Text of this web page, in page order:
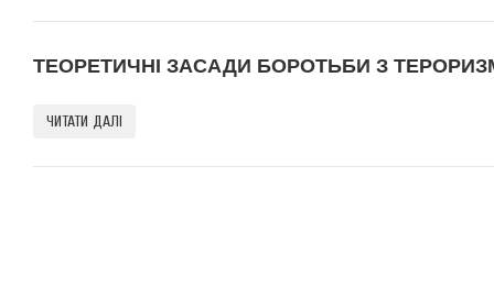
ТЕОРЕТИЧНІ ЗАСАДИ БОРОТЬБИ З
ЧИТАТИ ДАЛІ